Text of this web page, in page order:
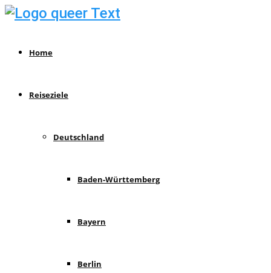
Home
Reiseziele
Deutschland
Baden-Württemberg
Bayern
Berlin